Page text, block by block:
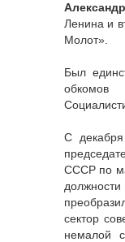
Ленина и
Молот».
Был
С
СССР по
сектор
немалой